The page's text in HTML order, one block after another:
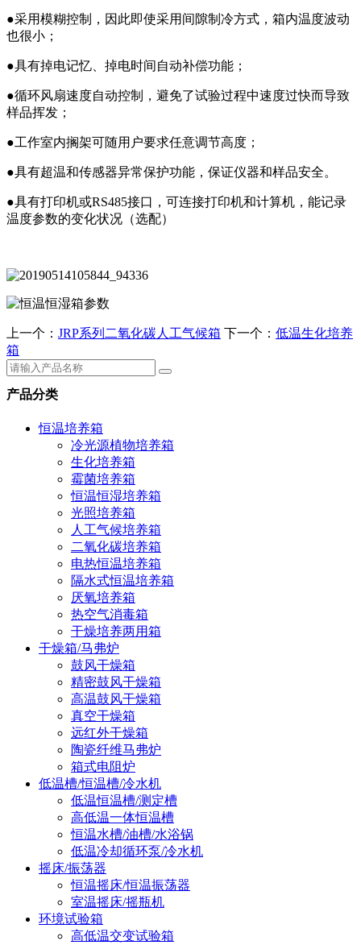
●采用模糊控制，因此即使采用间隙制冷方式，箱内温度波动
也很小；
●具有掉电记忆、掉电时间自动补偿功能；
●循环风扇速度自动控制，避免了试验过程中速度过快而导致
样品挥发；
●工作室内搁架可随用户要求任意调节高度；
●具有超温和传感器异常保护功能，保证仪器和样品安全。
●具有打印机或RS485接口，可连接打印机和计算机，能记录
温度参数的变化状况（选配）
上一个： JRP系列二氧化碳人工气候箱 下一个： 低温生化培养
箱
产品分类
恒温培养箱
冷光源植物培养箱
生化培养箱
霉菌培养箱
恒温恒湿培养箱
光照培养箱
人工气候培养箱
二氧化碳培养箱
电热恒温培养箱
隔水式恒温培养箱
厌氧培养箱
热空气消毒箱
干燥培养两用箱
干燥箱/马弗炉
鼓风干燥箱
精密鼓风干燥箱
高温鼓风干燥箱
真空干燥箱
远红外干燥箱
陶瓷纤维马弗炉
箱式电阻炉
低温槽/恒温槽/冷水机
低温恒温槽/测定槽
高低温一体恒温槽
恒温水槽/油槽/水浴锅
低温冷却循环泵/冷水机
摇床/振荡器
恒温摇床/恒温振荡器
室温摇床/摇瓶机
环境试验箱
高低温交变试验箱